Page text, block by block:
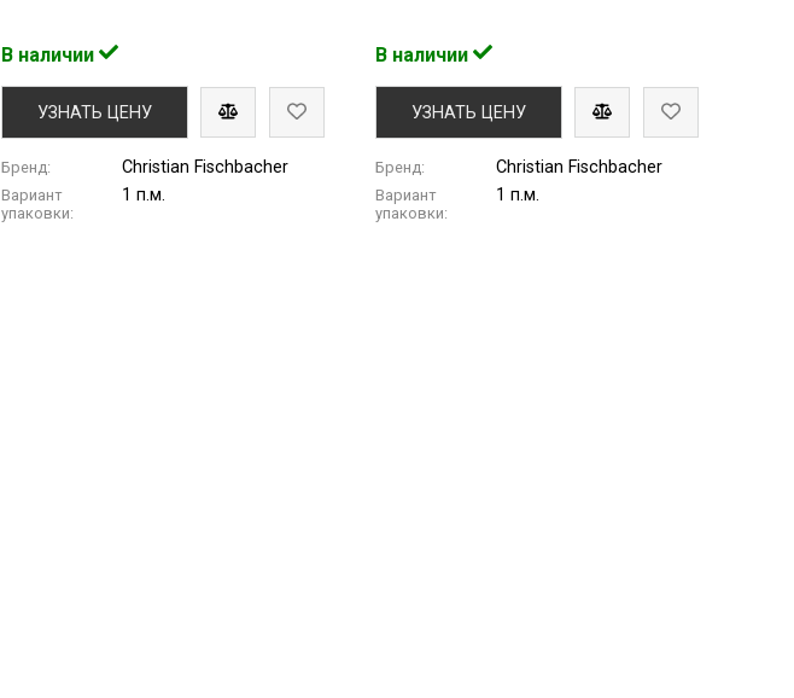
В наличии
УЗНАТЬ ЦЕНУ
Бренд: Christian Fischbacher
Вариант
упаковки:
1 п.м.
В наличии
УЗНАТЬ ЦЕНУ
Бренд: Christian Fischbacher
Вариант
упаковки:
1 п.м.